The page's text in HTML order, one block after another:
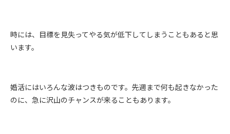
時には、目標を見失ってやる気が低下してしまうこともあると思
います。
婚活にはいろんな波はつきものです。先週まで何も起きなかった
のに、急に沢山のチャンスが来ることもあります。